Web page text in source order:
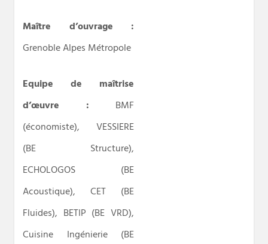
Maître d’ouvrage :
Grenoble Alpes Métropole
Equipe de maîtrise
d’œuvre : BMF
(économiste), VESSIERE
(BE Structure),
ECHOLOGOS (BE
Acoustique), CET (BE
Fluides), BETIP (BE VRD),
Cuisine Ingénierie (BE